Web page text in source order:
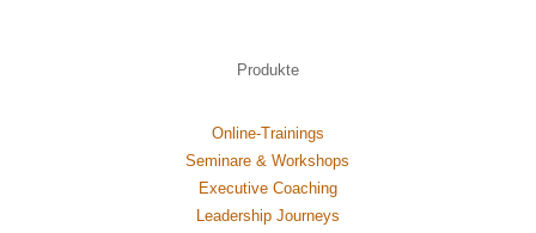
Produkte
Online-Trainings
Seminare & Workshops
Executive Coaching
Leadership Journeys